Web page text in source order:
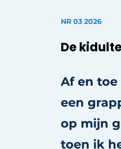
Privacy
Video’s
NR 03 2026
De
Af en
een
op mijn
toen ik